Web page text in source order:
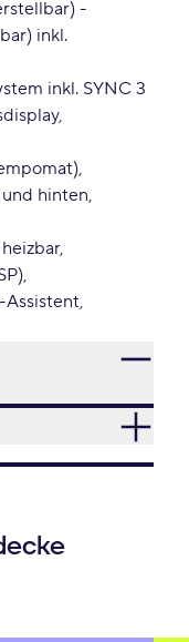
-
inkl.
inkl. SYNC 3
hinten
Assistent